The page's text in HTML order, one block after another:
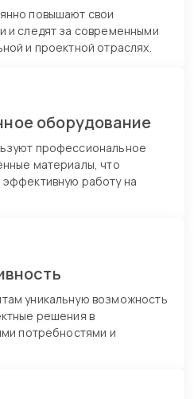
повышают свои
и следят за современными
и проектной отраслях.
оборудование
профессиональное
материалы, что
работу на
уникальную возможность
решения в
потребностями и